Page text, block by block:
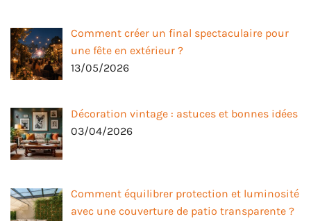
Comment créer un final spectaculaire pour
une fête en extérieur ?
13/05/2026
Décoration vintage : astuces et bonnes idées
03/04/2026
Comment équilibrer protection et luminosité
avec une couverture de patio transparente ?